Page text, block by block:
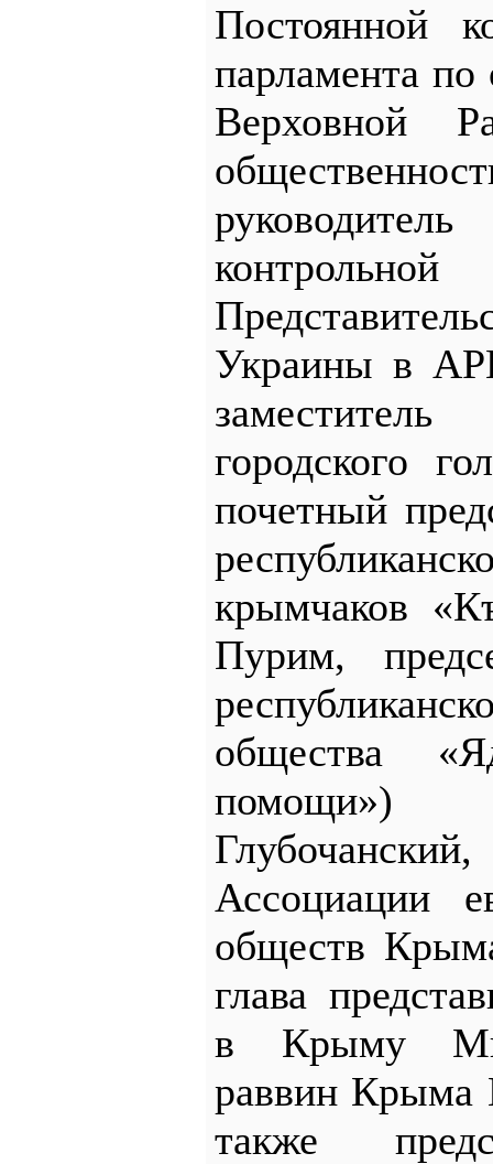
Постоянной
парламента по
Верховной
Украины в
заместитель
городского
почетный
крымчаков
Пурим,
общества
Ассоциации
обществ
глава
в Крыму
раввин Крыма
также